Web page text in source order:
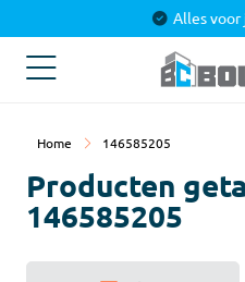
Alles
Home 146585205
Producten
146585205